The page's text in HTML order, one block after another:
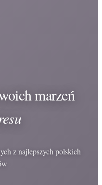
marzeń
z najlepszych polskich